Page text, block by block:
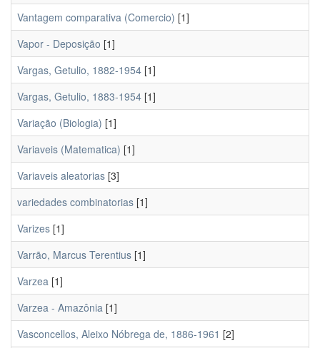
Vantagem comparativa (Comercio) [1]
Vapor - Deposição [1]
Vargas, Getulio, 1882-1954 [1]
Vargas, Getulio, 1883-1954 [1]
Variação (Biologia) [1]
Variaveis (Matematica) [1]
Variaveis aleatorias [3]
variedades combinatorias [1]
Varizes [1]
Varrão, Marcus Terentius [1]
Varzea [1]
Varzea - Amazônia [1]
Vasconcellos, Aleixo Nóbrega de, 1886-1961 [2]